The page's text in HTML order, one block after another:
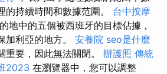
的持續時間和數據范圍。 台中按摩
地中的五個被西班牙的目標佔據，
加利亞的地方。 安養院 seo是什麼
重要，因此無法關閉。 辦護照 傳統
2023 在瀏覽器中，您可以調整